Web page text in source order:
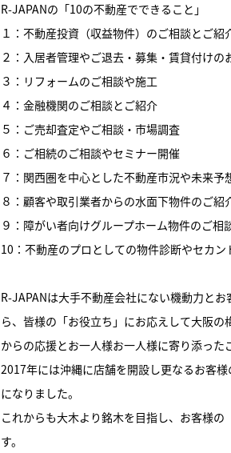
R-JAPANの「10の不動産でできること」
１：不動産投資（収益物件）のご相談とご紹
２：入居者管理やご退去・募集・賃貸付けの
３：リフォームのご相談や施工
４：金融機関のご相談とご紹介
５：ご売却査定やご相談・市場調査
６：ご相続のご相談やセミナー開催
７：関西圏を中心とした不動産市況や未来
８：顧客や取引業者からの水面下物件のご紹
９：障がい者向けグループホーム物件のご相
10：不動産のプロとしての物件診断やセカン
R-JAPANは大手不動産会社にない機動力と
ら、皆様の「お役立ち」にお応えして大阪
からの応援とお一人様お一人様に寄り添った
2017年には沖縄に店舗を開設し更なるお客
になりました。
これからも大木より銘木を目指し、お客様
す。